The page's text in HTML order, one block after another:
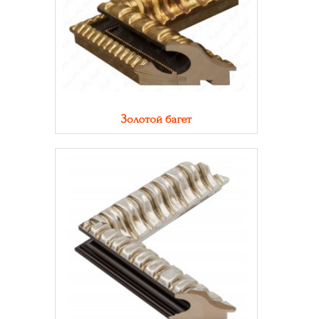
Золотой багет